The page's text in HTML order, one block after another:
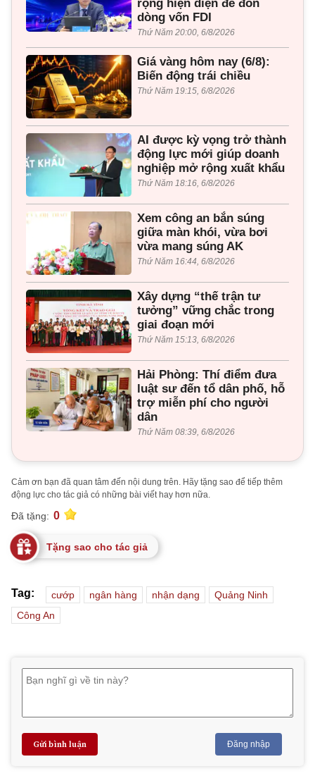
rộng hiện diện để đón
dòng vốn FDI
Thứ Năm 20:00, 6/8/2026
Giá vàng hôm nay (6/8):
Biến động trái chiều
Thứ Năm 19:15, 6/8/2026
AI được kỳ vọng trở thành
động lực mới giúp doanh
nghiệp mở rộng xuất khẩu
Thứ Năm 18:16, 6/8/2026
Xem công an bắn súng
giữa màn khói, vừa bơi
vừa mang súng AK
Thứ Năm 16:44, 6/8/2026
Xây dựng “thế trận tư
tưởng” vững chắc trong
giai đoạn mới
Thứ Năm 15:13, 6/8/2026
Hải Phòng: Thí điểm đưa
luật sư đến tổ dân phố, hỗ
trợ miễn phí cho người
dân
Thứ Năm 08:39, 6/8/2026
Cảm ơn bạn đã quan tâm đến nội dung trên. Hãy tặng sao để tiếp thêm
động lực cho tác giả có những bài viết hay hơn nữa.
Đã tặng: 0
Tặng sao cho tác giả
Tag: cướp ngân hàng nhận dạng
Quảng Ninh
Công An
Gửi bình luận Đăng nhập